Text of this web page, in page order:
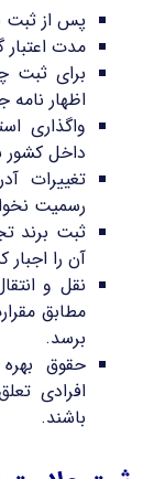
پس از ثبت
مدت اعتبار
برای ثبت
اظهار
واگذاری
داخل کشور
تغییرات
رسمیت
ثبت برند
آن را اجبار
نقل و
مطابق
برسد.
حقوق
افرادی
باشند.